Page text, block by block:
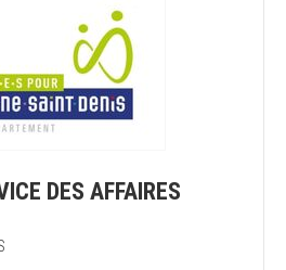
DES AFFAIRES